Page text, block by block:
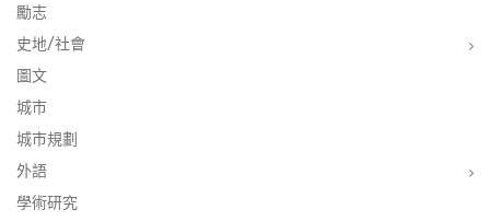
勵志
史地/社會
圖文
城市
城市規劃
外語
學術研究